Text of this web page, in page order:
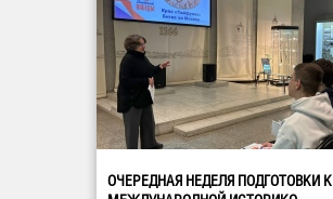
ОЧЕРЕДНАЯ НЕДЕЛЯ ПОДГОТОВКИ К